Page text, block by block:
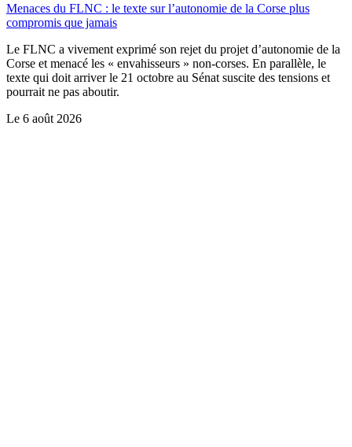
Menaces du FLNC : le texte sur l’autonomie de la Corse plus
compromis que jamais
Le FLNC a vivement exprimé son rejet du projet d’autonomie de la
Corse et menacé les « envahisseurs » non-corses. En parallèle, le
texte qui doit arriver le 21 octobre au Sénat suscite des tensions et
pourrait ne pas aboutir.
Le 6 août 2026